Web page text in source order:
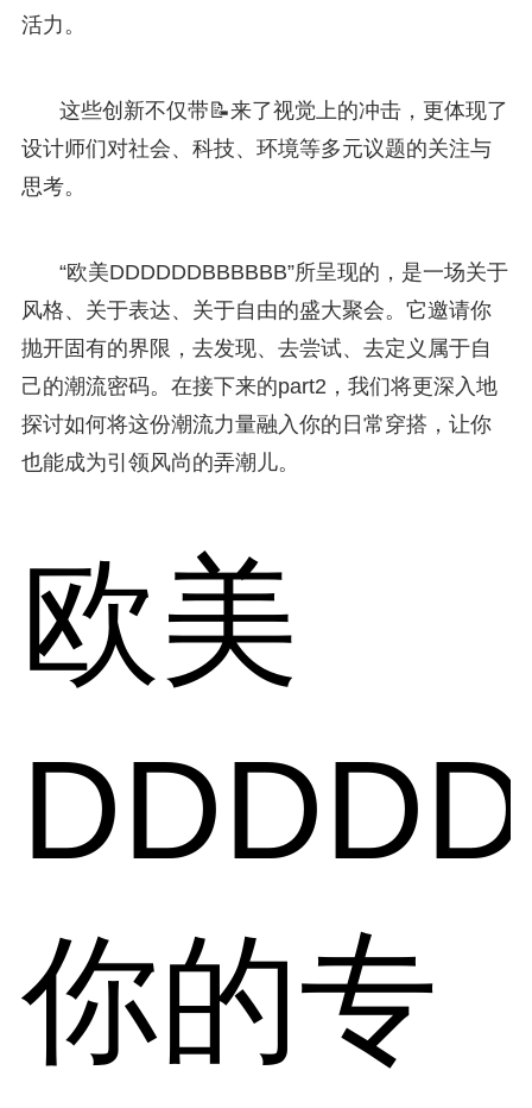
活力。
这些创新不仅带📝来了视觉上的冲击，更体现了
设计师们对社会、科技、环境等多元议题的关注与
思考。
“欧美DDDDDDBBBBBB”所呈现的，是一场关于
风格、关于表达、关于自由的盛大聚会。它邀请你
抛开固有的界限，去发现、去尝试、去定义属于自
己的潮流密码。在接下来的part2，我们将更深入地
探讨如何将这份潮流力量融入你的日常穿搭，让你
也能成为引领风尚的弄潮儿。
欧美
你的专